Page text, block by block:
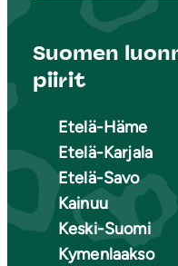
Suomen
piirit
Etelä-Häme
Etelä-Karjala
Etelä-Savo
Kainuu
Keski-Suomi
Kymenlaakso